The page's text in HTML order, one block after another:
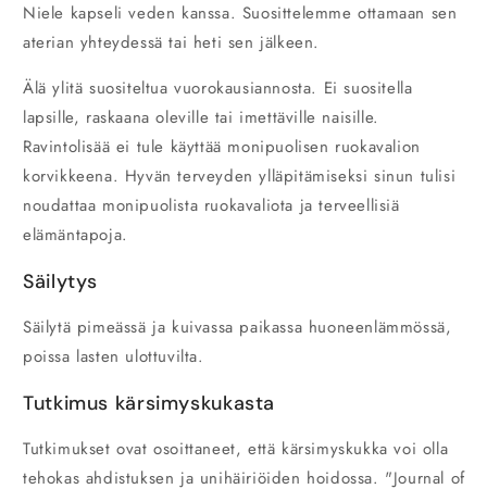
Niele kapseli veden kanssa. Suosittelemme ottamaan sen
aterian yhteydessä tai heti sen jälkeen.
Älä ylitä suositeltua vuorokausiannosta. Ei suositella
lapsille, raskaana oleville tai imettäville naisille.
Ravintolisää ei tule käyttää monipuolisen ruokavalion
korvikkeena. Hyvän terveyden ylläpitämiseksi sinun tulisi
noudattaa monipuolista ruokavaliota ja terveellisiä
elämäntapoja.
Säilytys
Säilytä pimeässä ja kuivassa paikassa huoneenlämmössä,
poissa lasten ulottuvilta.
Tutkimus kärsimyskukasta
Tutkimukset ovat osoittaneet, että kärsimyskukka voi olla
tehokas ahdistuksen ja unihäiriöiden hoidossa. "Journal of